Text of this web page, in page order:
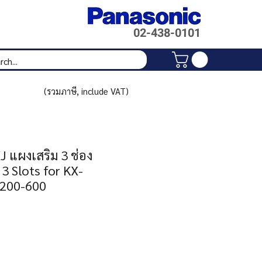
02-438-0101
แผงเสริม 3 ช่อง
Slots for KX-
600
(รวมภาษี, include VAT)